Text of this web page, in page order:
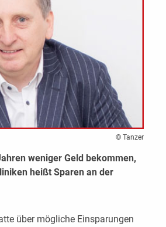
© Tanzer
weniger Geld bekommen,
heißt Sparen an der
über mögliche Einsparungen